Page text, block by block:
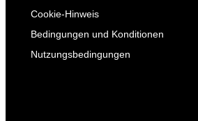
Cookie-Hinweis
Bedingungen und Konditionen
Nutzungsbedingungen